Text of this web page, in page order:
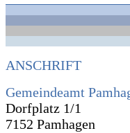
ANSCHRIFT
Gemeindeamt
Dorfplatz 1/1
7152 Pamhagen